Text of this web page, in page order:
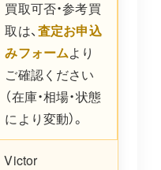
買取可否・参考買
取は、査定お申込
みフォームより
ご確認ください
（在庫・相場・状態
により変動）。
Victor